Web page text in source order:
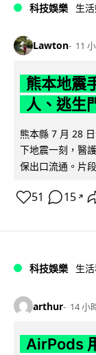
科技娛樂 生
Lawton 11
熊本地震
人、逃生
熊本縣 7 月 28
下地震一刻，醫
保出口流通。片
51 15 ↗
科技娛樂 生
arthur 14 小
AirPods